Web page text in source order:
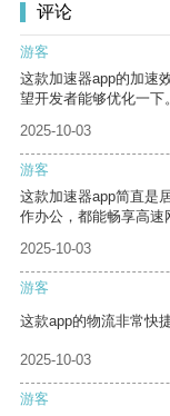
评论
游客
这款加速器app的加速
望开发者能够优化一下。
2025-10-03
游客
这款加速器app简直是
作办公，都能畅享高速
2025-10-03
游客
这款app的物流非常快
2025-10-03
游客